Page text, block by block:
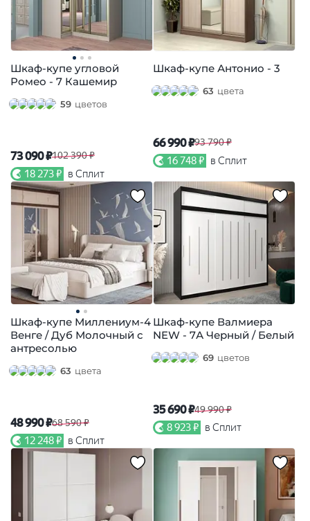
Шкаф-купе угловой
Ромео - 7 Кашемир
59 цветов
73 090 ₽102 390 ₽
18 273 ₽ в Сплит
Шкаф-купе Антонио - 3
63 цвета
66 990 ₽93 790 ₽
16 748 ₽ в Сплит
Шкаф-купе Миллениум-4
Венге / Дуб Молочный с
антресолью
63 цвета
48 990 ₽68 590 ₽
12 248 ₽ в Сплит
Шкаф-купе Валмиера
NEW - 7А Черный / Белый
69 цветов
35 690 ₽49 990 ₽
8 923 ₽ в Сплит